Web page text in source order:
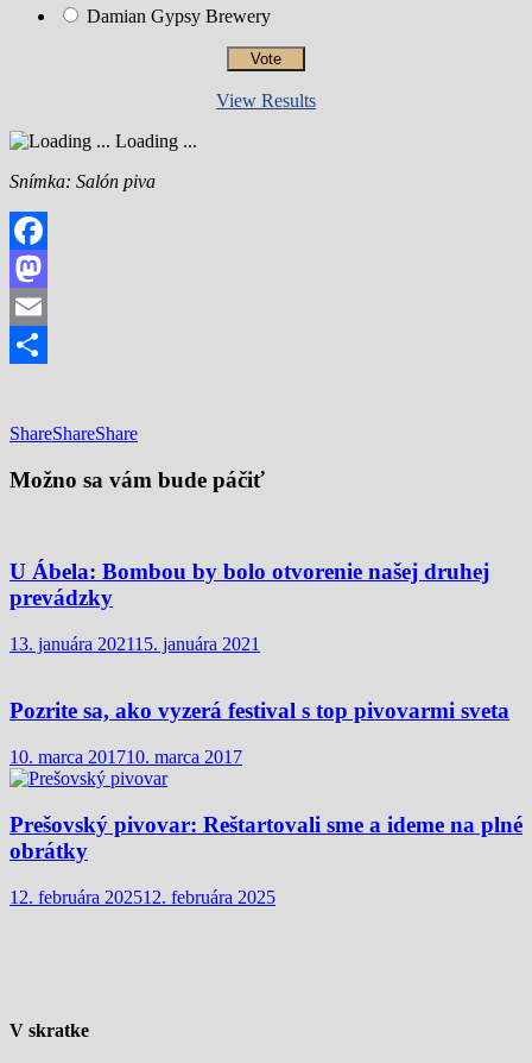
Damian Gypsy Brewery
View Results
Loading ...
Snímka: Salón piva
Facebook
Mastodon
Email
ShareShareShare
Možno sa vám bude páčiť
U Ábela: Bombou by bolo otvorenie našej druhej
prevádzky
13. januára 202115. januára 2021
Pozrite sa, ako vyzerá festival s top pivovarmi sveta
10. marca 201710. marca 2017
Prešovský pivovar: Reštartovali sme a ideme na plné
obrátky
12. februára 202512. februára 2025
V skratke